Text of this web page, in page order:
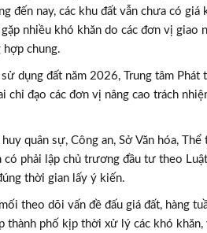
đến nay, các khu đất vẫn chưa có
nhiều khó khăn do các đơn vị giao
chung.
dụng đất năm 2026, Trung tâm
chỉ đạo các đơn vị nâng cao trách
quân sự, Công an, Sở Văn hóa,
có phải lập chủ trương đầu tư theo
thời gian lấy ý kiến.
theo dõi vấn đề đấu giá đất, hàng
thành phố kịp thời xử lý các khó